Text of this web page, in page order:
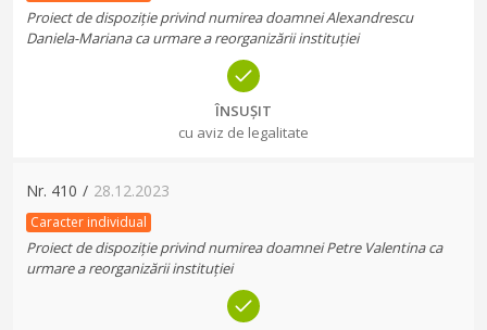
Proiect de dispoziție privind numirea doamnei Alexandrescu
Daniela-Mariana ca urmare a reorganizării instituției
ÎNSUȘIT
cu aviz de legalitate
Nr. 410 / 28.12.2023
Caracter individual
Proiect de dispoziție privind numirea doamnei Petre Valentina ca
urmare a reorganizării instituției